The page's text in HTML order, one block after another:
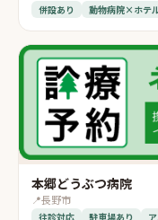
併設あり 動物病院×ホテ
本郷どうぶつ病院
📍長野市
往診対応 駐車場あり